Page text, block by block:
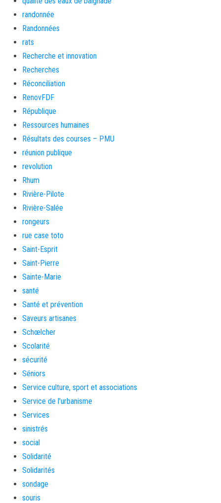
randonnée
Randonnées
rats
Recherche et innovation
Recherches
Réconciliation
RenovFDF
République
Ressources humaines
Résultats des courses – PMU
réunion publique
revolution
Rhum
Rivière-Pilote
Rivière-Salée
rongeurs
rue case toto
Saint-Esprit
Saint-Pierre
Sainte-Marie
santé
Santé et prévention
Saveurs artisanes
Schœlcher
Scolarité
sécurité
Séniors
Service culture, sport et associations
Service de l'urbanisme
Services
sinistrés
social
Solidarité
Solidarités
sondage
souris